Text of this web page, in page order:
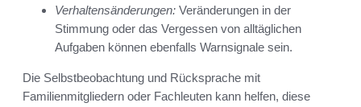
Verhaltensänderungen: Veränderungen in der
Stimmung oder das Vergessen von alltäglichen
Aufgaben können ebenfalls Warnsignale sein.
Die Selbstbeobachtung und Rücksprache mit
Familienmitgliedern oder Fachleuten kann helfen, diese